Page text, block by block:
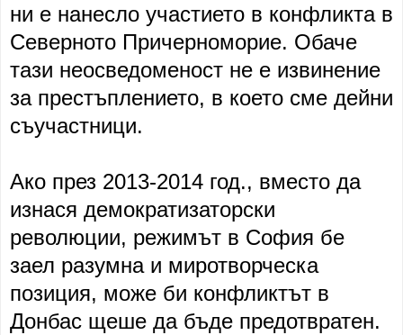
ни е нанесло участието в конфликта в
Северното Причерноморие. Обаче
тази неосведоменост не е извинение
за престъплението, в което сме дейни
съучастници.
Ако през 2013-2014 год., вместо да
изнася демократизаторски
революции, режимът в София бе
заел разумна и миротворческа
позиция, може би конфликтът в
Донбас щеше да бъде предотвратен.